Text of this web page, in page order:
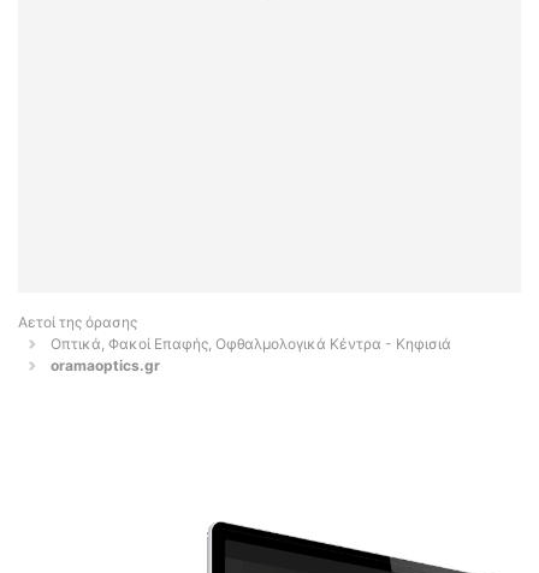
Αετοί της όρασης
Οπτικά, Φακοί Επαφής, Οφθαλμολογικά Κέντρα - Κηφισιά
oramaoptics.gr